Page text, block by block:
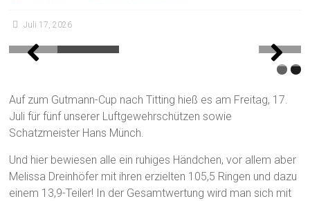
Juli 17, 2026
Auf zum Gutmann-Cup nach Titting hieß es am Freitag, 17.
Juli für fünf unserer Luftgewehrschützen sowie
Schatzmeister Hans Münch.
Und hier bewiesen alle ein ruhiges Händchen, vor allem aber
Melissa Dreinhöfer mit ihren erzielten 105,5 Ringen und dazu
einem 13,9-Teiler! In der Gesamtwertung wird man sich mit